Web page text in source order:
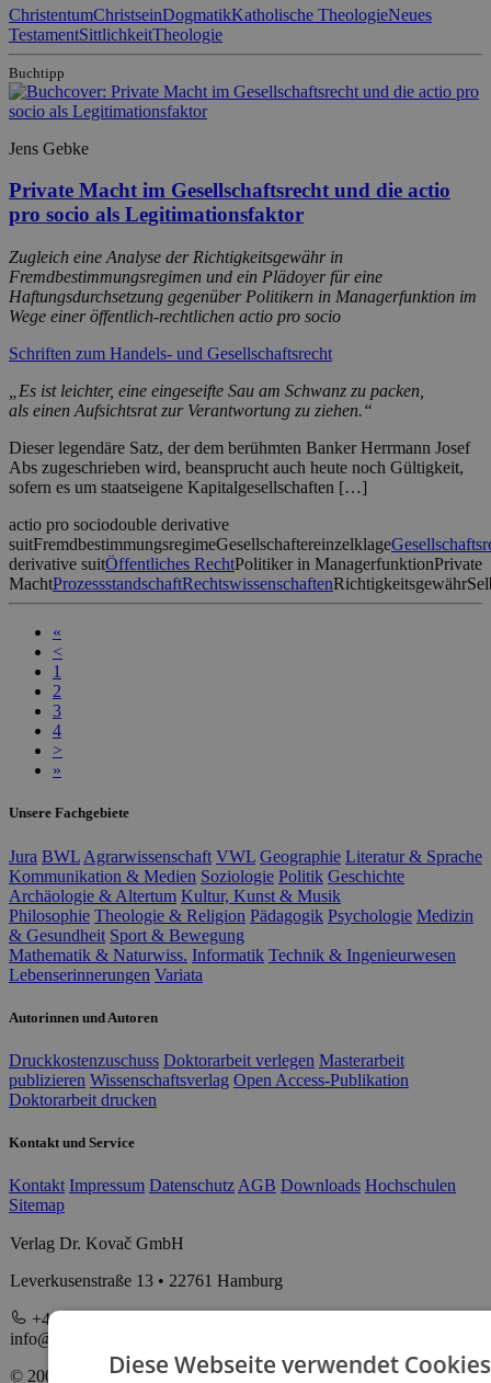
ChristentumChristseinDogmatikKatholische TheologieNeues
TestamentSittlichkeitTheologie
Buchtipp
Jens Gebke
Private Macht im Gesellschaftsrecht und die actio
pro socio als Legitimationsfaktor
Zugleich eine Analyse der Richtigkeitsgewähr in
Fremdbestimmungsregimen und ein Plädoyer für eine
Haftungsdurchsetzung gegenüber Politikern in Managerfunktion im
Wege einer öffentlich-rechtlichen actio pro socio
Schriften zum Handels- und Gesellschaftsrecht
„Es ist leichter, eine eingeseifte Sau am Schwanz zu packen,
als einen Aufsichtsrat zur Verantwortung zu ziehen.“
Dieser legendäre Satz, der dem berühmten Banker Herrmann Josef
Abs zugeschrieben wird, beansprucht auch heute noch Gültigkeit,
sofern es um staatseigene Kapitalgesellschaften […]
actio pro sociodouble derivative
suitFremdbestimmungsregimeGesellschaftereinzelklage
derivative suitÖffentliches RechtPolitiker in ManagerfunktionPrivate
MachtProzessstandschaftRechtswissenschaftenRichtigkeitsgewähr
«
<
1
2
3
4
>
»
Unsere Fachgebiete
Jura BWL Agrarwissenschaft VWL Geographie Literatur & Sprache
Kommunikation & Medien Soziologie Politik Geschichte
Archäologie & Altertum Kultur, Kunst & Musik
Philosophie Theologie & Religion Pädagogik Psychologie Medizin
& Gesundheit Sport & Bewegung
Mathematik & Naturwiss. Informatik Technik & Ingenieurwesen
Lebenserinnerungen Variata
Autorinnen und Autoren
Druckkostenzuschuss Doktorarbeit verlegen Masterarbeit
publizieren Wissenschaftsverlag Open Access-Publikation
Doktorarbeit drucken
Kontakt und Service
Kontakt Impressum Datenschutz AGB Downloads Hochschulen
Sitemap
Verlag Dr. Kovač GmbH
Leverkusenstraße 13 • 22761 Hamburg
+49 40 398880 0
info@verlagdrkovac.de
© 2000-2026 Verlag Dr. Kovač
Diese Webseite verwendet